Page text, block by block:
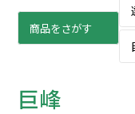
巨峰